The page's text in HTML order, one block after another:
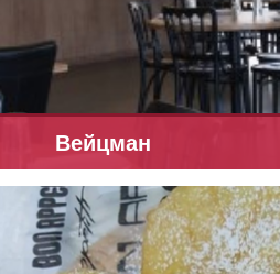
Вейцман